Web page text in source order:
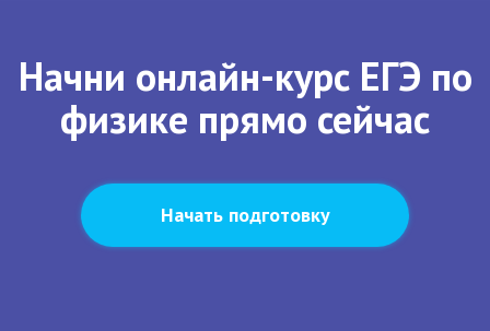
Начни онлайн-курс ЕГЭ по
физике прямо сейчас
Начать подготовку